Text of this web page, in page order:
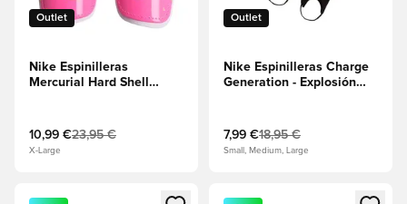
Outlet
Nike Espinilleras
Mercurial Hard Shell
10,99 €23,95 €
X-Large
Outlet
Nike Espinilleras Charge
Generation - Explosión
7,99 €18,95 €
Small, Medium, Large
Abre un modal para iniciar sesión o registrarse como
Abre un modal para iniciar